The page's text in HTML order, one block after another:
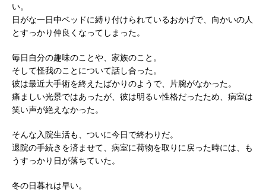
い。
日がな一日中ベッドに縛り付けられているおかげで、向かいの人
とすっかり仲良くなってしまった。
毎日自分の趣味のことや、家族のこと。
そして怪我のことについて話し合った。
彼は最近大手術を終えたばかりのようで、片腕がなかった。
痛ましい光景ではあったが、彼は明るい性格だったため、病室は
笑い声が絶えなかった。
そんな入院生活も、ついに今日で終わりだ。
退院の手続きを済ませて、病室に荷物を取りに戻った時には、も
うすっかり日が落ちていた。
冬の日暮れは早い。